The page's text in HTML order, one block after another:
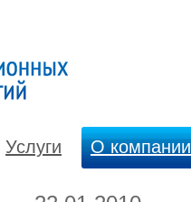
Услуги О компании